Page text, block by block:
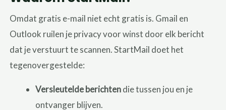
Omdat gratis e-mail niet echt gratis is. Gmail en
Outlook ruilen je privacy voor winst door elk bericht
dat je verstuurt te scannen. StartMail doet het
tegenovergestelde:
Versleutelde berichtendie tussen jou en je
ontvanger blijven.